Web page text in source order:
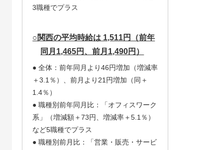
3職種でプラス
○関西の平均時給は 1,511円（前年
同月1,465円、前月1,490円）
● 全体：前年同月より46円増加（増減率
＋3.1％）、前月より21円増加（同＋
1.4％）
● 職種別前年同月比：「オフィスワーク
系」（増減額＋73円、増減率＋5.1％）
など5職種でプラス
● 職種別前月比：「営業・販売・サービ